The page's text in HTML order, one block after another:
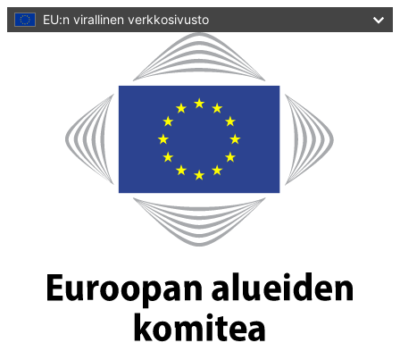
pääsisältöönEU:n virallinen verkkosivusto